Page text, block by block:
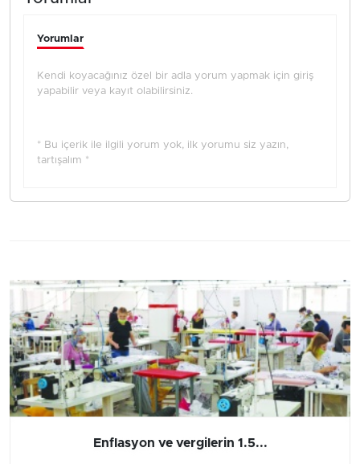
Yorumlar
Kendi koyacağınız özel bir adla yorum yapmak için giriş
yapabilir veya kayıt olabilirsiniz.
* Bu içerik ile ilgili yorum yok, ilk yorumu siz yazın,
tartışalım *
Enflasyon ve vergilerin 1.5...